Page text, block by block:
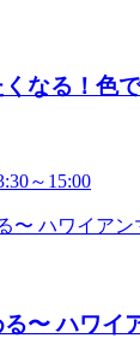
なる！色
～15:00
〜 ハワイ